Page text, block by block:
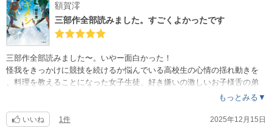
額賀澪
三部作全部読みました。すごくよかったです
三部作全部読みました〜。いやー面白かった！
怪我をきっかけに競技を続けるか悩んでいる高校生の心情の揺れ動きを
、料理を教えることになった女子生徒、好き嫌いの激しいお子様舌の弟
、陸上部部長の友人、などの心情を交えながら描いた一作目。
コロナ禍で延期となった東京オリンピックの選手村食堂の運営側を描い
もっとみる▼
いいね 1件 2025年12月15日